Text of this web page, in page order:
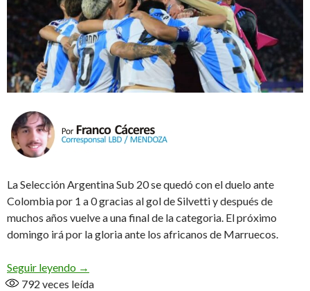
La Selección Argentina Sub 20 se quedó con el duelo ante
Colombia por 1 a 0 gracias al gol de Silvetti y después de
muchos años vuelve a una final de la categoria. El próximo
domingo irá por la gloria ante los africanos de Marruecos.
Seguir leyendo 18 años después
→
792 veces leída